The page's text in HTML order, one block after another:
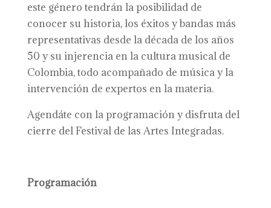
este género tendrán la posibilidad de
conocer su historia, los éxitos y bandas más
representativas desde la década de los años
50 y su injerencia en la cultura musical de
Colombia, todo acompañado de música y la
intervención de expertos en la materia.
Agendáte con la programación y disfruta del
cierre del Festival de las Artes Integradas.
Programación